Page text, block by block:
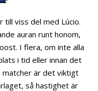
till viss del med Lúcio.
auran runt honom,
I flera, om inte alla
i tid eller innan det
matcher är det viktigt
så hastighet är